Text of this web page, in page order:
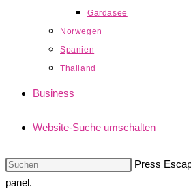
Gardasee
Norwegen
Spanien
Thailand
Business
Website-Suche umschalten
Press
panel.